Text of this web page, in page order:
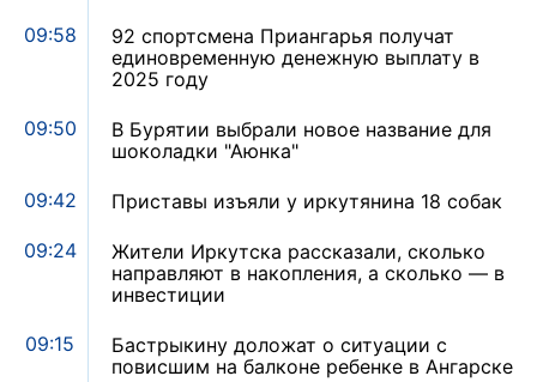
09:58
92 спортсмена Приангарья получат
единовременную денежную выплату в
2025 году
09:50
В Бурятии выбрали новое название для
шоколадки "Аюнка"
09:42 Приставы изъяли у иркутянина 18 собак
09:24
Жители Иркутска рассказали, сколько
направляют в накопления, а сколько — в
инвестиции
09:15
Бастрыкину доложат о ситуации с
повисшим на балконе ребенке в Ангарске